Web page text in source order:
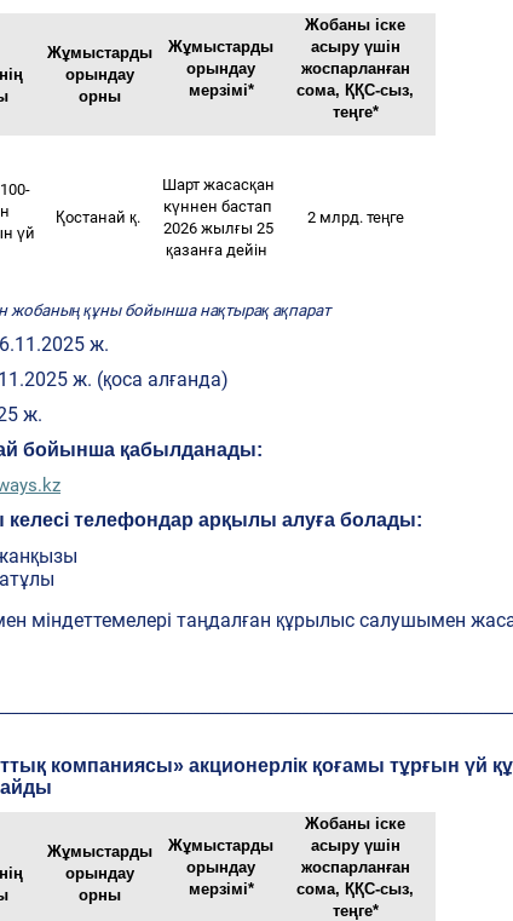
Жұмыстарды
орындау
орны
Жұмыстарды
орындау
мерзімі*
Жобаны іске
асыру үшін
жоспарланған
сома, ҚҚС-сыз,
теңге*
үй
Қостанай қ.
Шарт жасасқан
күннен бастап
2026 жылғы 25
қазанға дейін
2 млрд. теңге
жобаның құны бойынша нақтырақ ақпарат
ж.
ж. (қоса алғанда)
ж.
бойынша қабылданады:
телефондар арқылы алуға болады:
міндеттемелері таңдалған құрылыс салушымен
компаниясы» акционерлік қоғамы тұрғын үй
Жұмыстарды
орындау
орны
Жұмыстарды
орындау
мерзімі*
Жобаны іске
асыру үшін
жоспарланған
сома, ҚҚС-сыз,
теңге*